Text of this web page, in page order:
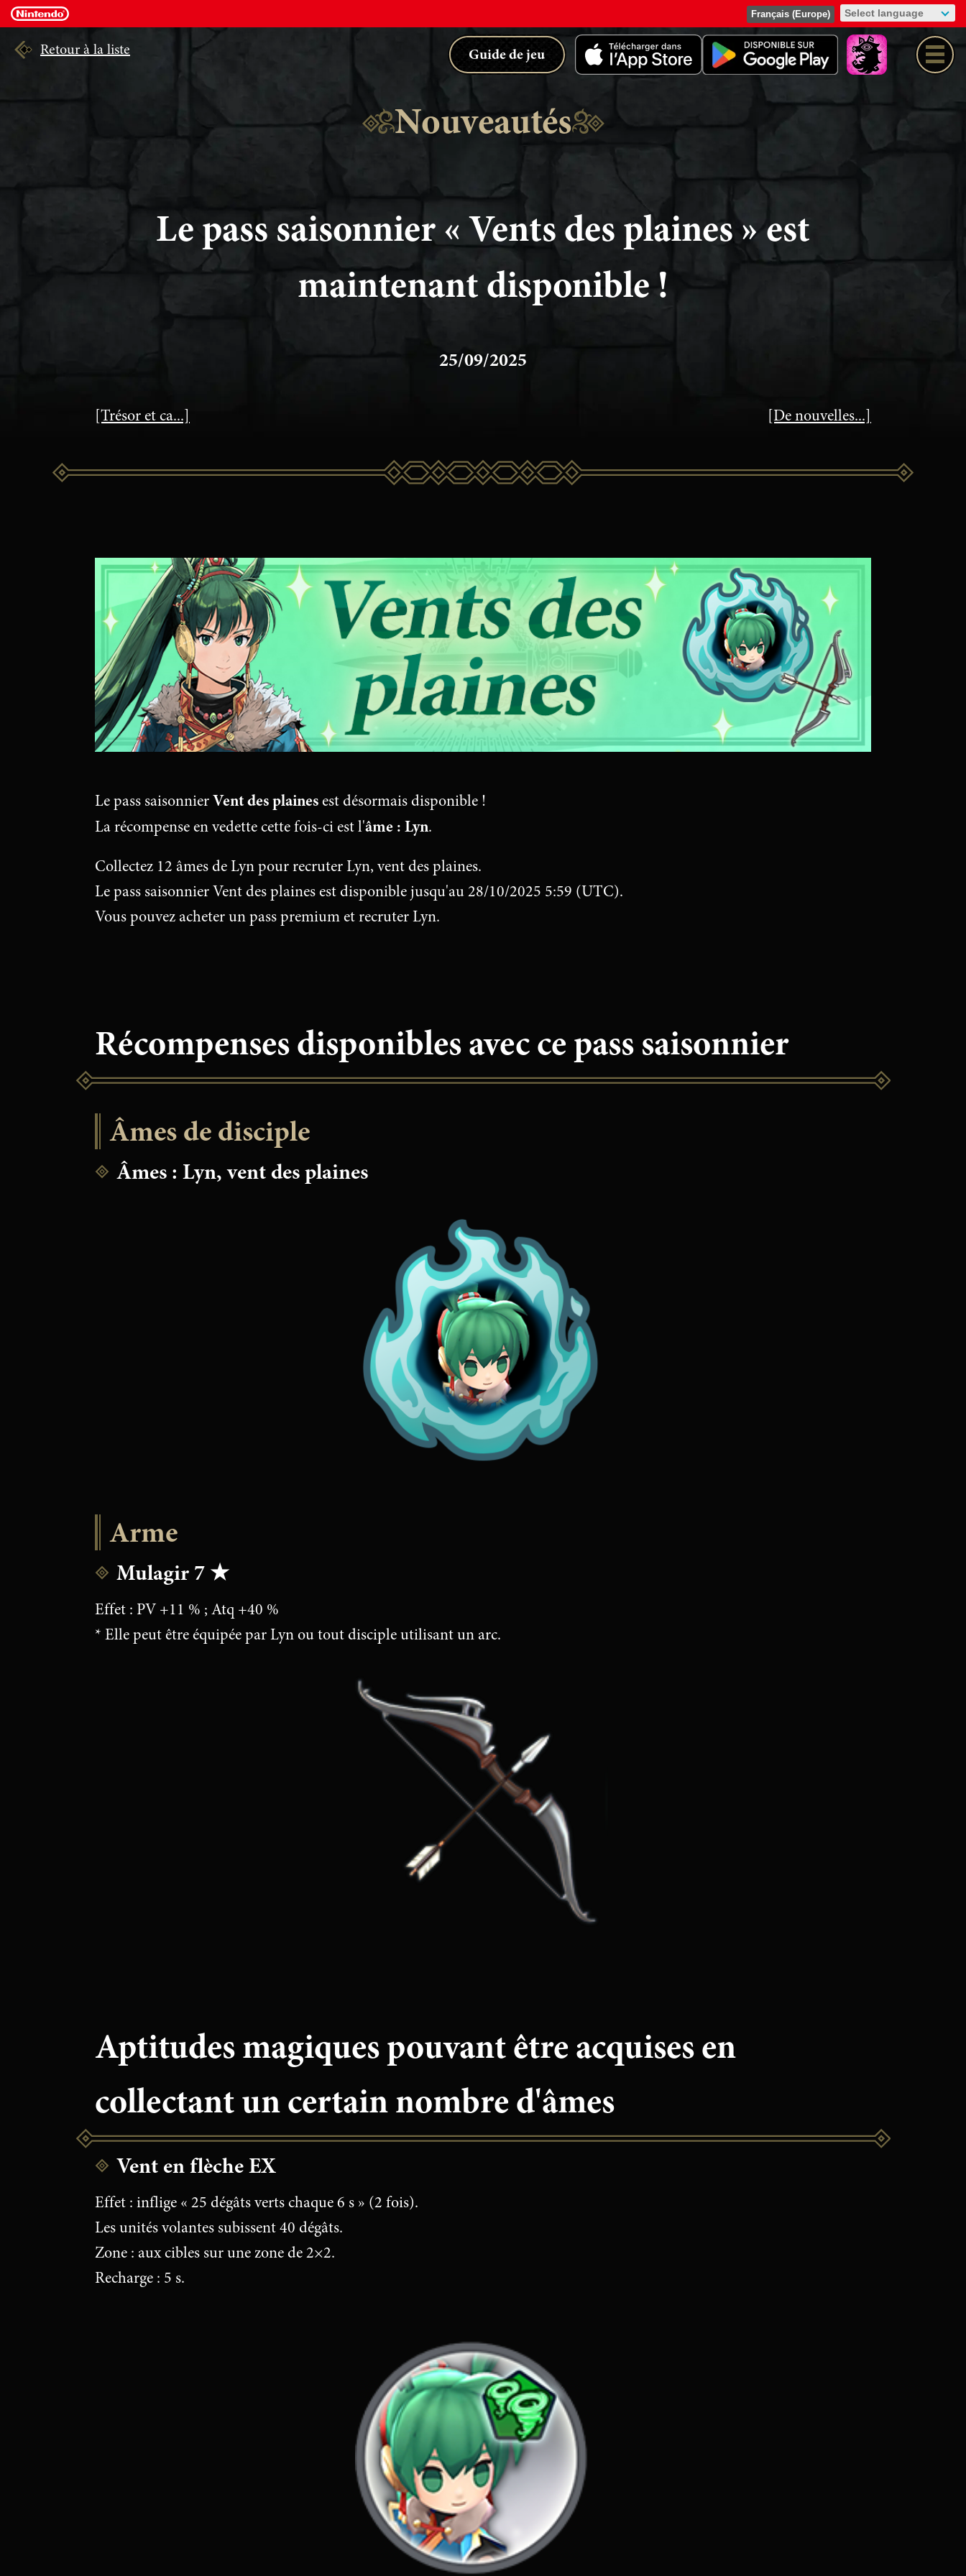
Français (Europe)
Guide de jeu
Nouveautés
Le pass saisonnier « Vents des plaines » est
maintenant disponible !
25/09/2025
[Trésor et ca...] [De nouvelles...]
Le pass saisonnierVent des plainesest désormais disponible !
La récompense en vedette cette fois-ci est l'âme : Lyn.
Collectez 12 âmes de Lyn pour recruter Lyn, vent des plaines.
Le pass saisonnier Vent des plaines est disponible jusqu'au 28/10/2025 5:59 (UTC).
Vous pouvez acheter un pass premium et recruter Lyn.
Récompenses disponibles avec ce pass saisonnier
Âmes de disciple
Âmes : Lyn, vent des plaines
Arme
Mulagir 7 ★
Effet : PV +11 % ; Atq +40 %
* Elle peut être équipée par Lyn ou tout disciple utilisant un arc.
Aptitudes magiques pouvant être acquises en
collectant un certain nombre d'âmes
Vent en flèche EX
Effet : inflige « 25 dégâts verts chaque 6 s » (2 fois).
Les unités volantes subissent 40 dégâts.
Zone : aux cibles sur une zone de 2×2.
Recharge : 5 s.
Retour à la liste